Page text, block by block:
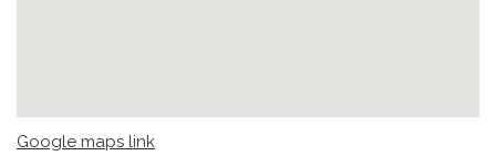
Google maps link